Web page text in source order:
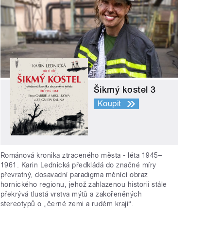
Šikmý kostel 3
Koupit
Románová kronika ztraceného města - léta 1945–
1961. Karin Lednická předkládá do značné míry
převratný, dosavadní paradigma měnící obraz
hornického regionu, jehož zahlazenou historii stále
překrývá tlustá vrstva mýtů a zakořeněných
stereotypů o „černé zemi a rudém kraji“.